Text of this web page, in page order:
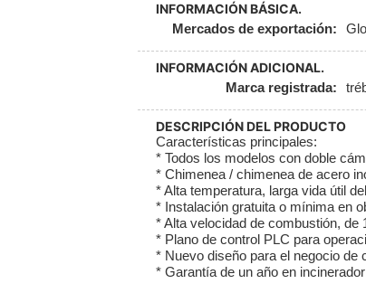
INFORMACIÓN BÁSICA.
Mercados de exportación:
INFORMACIÓN ADICIONAL.
Marca registrada:
DESCRIPCIÓN DEL PRODUCTO
Características principales:
* Todos los modelos con doble
* Chimenea / chimenea de acero
* Alta temperatura, larga vida útil
* Instalación gratuita o mínima en
* Alta velocidad de combustión, de
* Plano de control PLC para
* Nuevo diseño para el negocio
* Garantía de un año en